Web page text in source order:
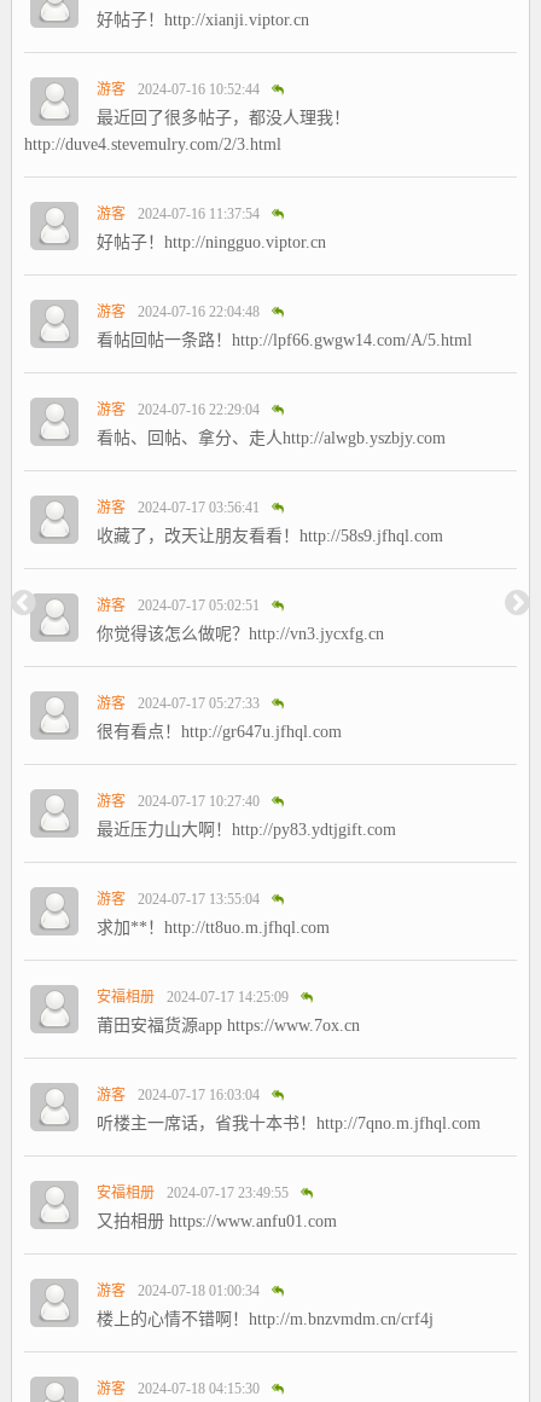
好帖子！http://xianji.viptor.cn
游客 2024-07-16 10:52:44
最近回了很多帖子，都没人理我！
http://duve4.stevemulry.com/2/3.html
游客 2024-07-16 11:37:54
好帖子！http://ningguo.viptor.cn
游客 2024-07-16 22:04:48
看帖回帖一条路！http://lpf66.gwgw14.com/A/5.html
游客 2024-07-16 22:29:04
看帖、回帖、拿分、走人http://alwgb.yszbjy.com
游客 2024-07-17 03:56:41
收藏了，改天让朋友看看！http://58s9.jfhql.com
游客 2024-07-17 05:02:51
你觉得该怎么做呢？http://vn3.jycxfg.cn
游客 2024-07-17 05:27:33
很有看点！http://gr647u.jfhql.com
游客 2024-07-17 10:27:40
最近压力山大啊！http://py83.ydtjgift.com
游客 2024-07-17 13:55:04
求加**！http://tt8uo.m.jfhql.com
安福相册 2024-07-17 14:25:09
莆田安福货源app https://www.7ox.cn
游客 2024-07-17 16:03:04
听楼主一席话，省我十本书！http://7qno.m.jfhql.com
安福相册 2024-07-17 23:49:55
又拍相册 https://www.anfu01.com
游客 2024-07-18 01:00:34
楼上的心情不错啊！http://m.bnzvmdm.cn/crf4j
游客 2024-07-18 04:15:30